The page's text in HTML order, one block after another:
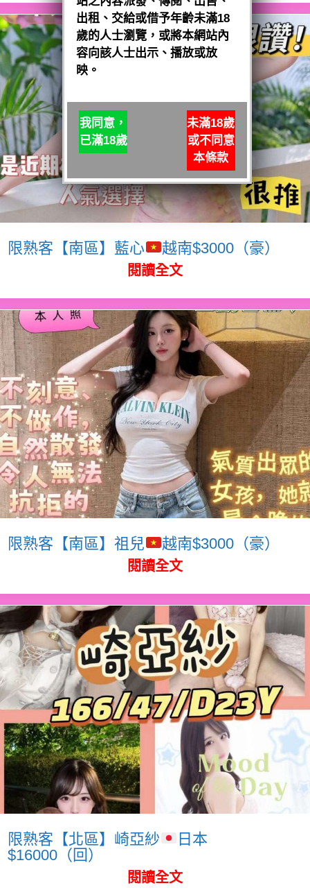
限熟客【南區】藍心 越南$3000（豪）
閱讀全文
限熟客【南區】祖兒 越南$3000（豪）
閱讀全文
限熟客【北區】崎亞紗
日本
$16000（回）
閱讀全文
出租、交給或借予年齡未滿18
歲的人士瀏覽，或將本網站內
容向該人士出示、播放或放
映。
我同意，
已滿18歲
未滿18歲
或不同意
本條款